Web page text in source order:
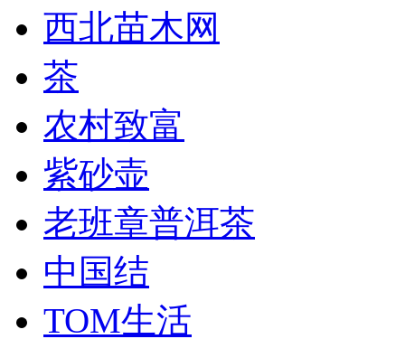
西北苗木网
茶
农村致富
紫砂壶
老班章普洱茶
中国结
TOM生活